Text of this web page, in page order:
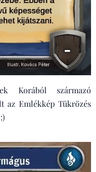
Korából származó
az Emlékkép Tükrözés